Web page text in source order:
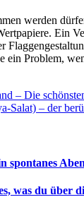
werden
Ein
ein Problem,
– Die
Salat) – der
spontanes
was du über